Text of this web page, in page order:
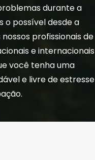
durante a
o possível desde a
profissionais de
e internacionais
você tenha uma
e livre de estresse